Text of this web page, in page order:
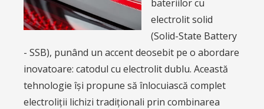
bateriilor cu
electrolit solid
(Solid-State Battery
- SSB), punând un accent deosebit pe o abordare
inovatoare: catodul cu electrolit dublu. Această
tehnologie își propune să înlocuiască complet
electroliții lichizi tradiționali prin combinarea